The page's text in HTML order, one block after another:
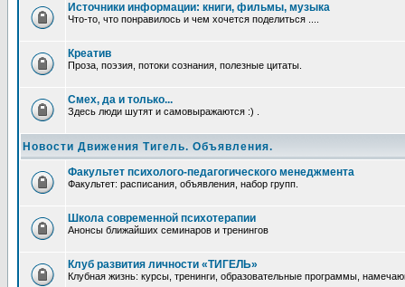
Источники информации: книги, фильмы, музыка
Что-то, что понравилось и чем хочется поделиться ....
Креатив
Проза, поэзия, потоки сознания, полезные цитаты.
Смех, да и только...
Здесь люди шутят и самовыражаются :) .
Новости Движения Тигель. Объявления.
Факультет психолого-педагогического менеджмента
Факультет: расписания, объявления, набор групп.
Школа современной психотерапии
Анонсы ближайших семинаров и тренингов
Клуб развития личности «ТИГЕЛЬ»
Клубная жизнь: курсы, тренинги, образовательные программы,